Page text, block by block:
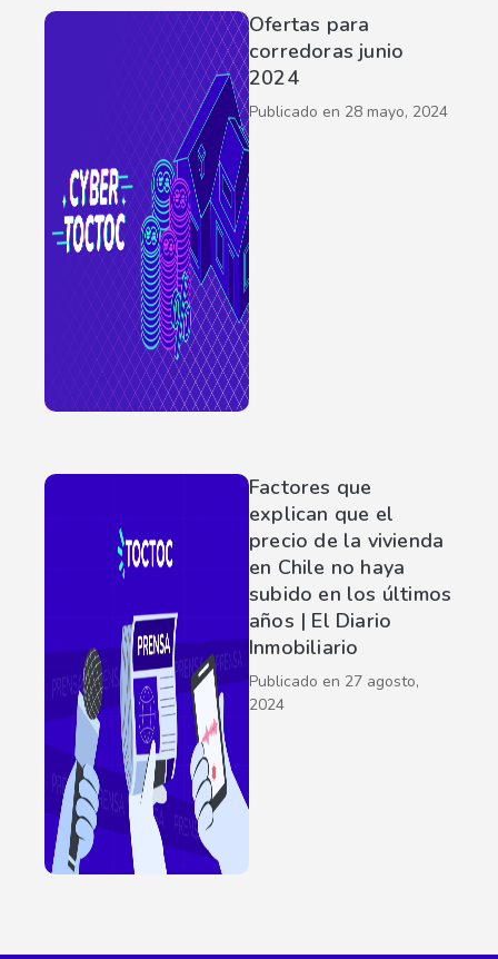
Ofertas para
corredoras junio
2024
Publicado en 28 mayo, 2024
Factores que
explican que el
precio de la vivienda
en Chile no haya
subido en los últimos
años | El Diario
Inmobiliario
Publicado en 27 agosto,
2024